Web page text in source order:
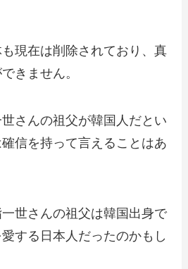
現在は削除されており、真
きません。
さんの祖父が韓国人だとい
信を持って言えることはあ
世さんの祖父は韓国出身で
する日本人だったのかもし